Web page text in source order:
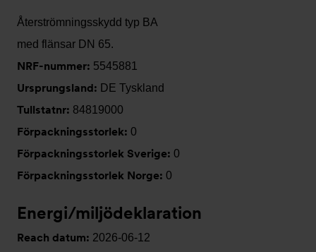
Återströmningsskydd typ BA
med flänsar DN 65.
NRF-nummer: 5545881
Ursprungsland: DE Tyskland
Tullstatnr: 84819000
Förpackningsstorlek: 0
Förpackningsstorlek Sverige: 0
Förpackningsstorlek Norge: 0
Energi/miljödeklaration
Reach datum: 2026-06-12